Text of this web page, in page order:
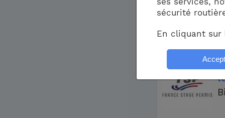
sécurité
En cliquant sur